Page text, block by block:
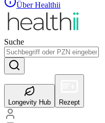
Über Healthii
Suche
Longevity Hub Rezept